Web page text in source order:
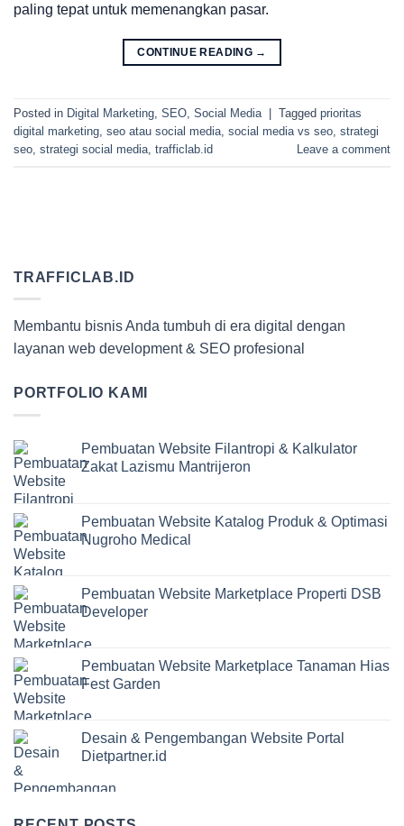
paling tepat untuk memenangkan pasar.
CONTINUE READING →
Posted in Digital Marketing SEO Social Media Tagged prioritas
digital marketing seo atau social media social media vs seo strategi
seo strategi social media trafficlab.id Leave a comment
TRAFFICLAB.ID
Membantu bisnis Anda tumbuh di era digital dengan
layanan web development & SEO profesional
PORTFOLIO KAMI
Pembuatan Website Filantropi & Kalkulator
Zakat Lazismu Mantrijeron
Pembuatan Website Katalog Produk & Optimasi
Nugroho Medical
Pembuatan Website Marketplace Properti DSB
Developer
Pembuatan Website Marketplace Tanaman Hias
Fest Garden
Desain & Pengembangan Website Portal
Dietpartner.id